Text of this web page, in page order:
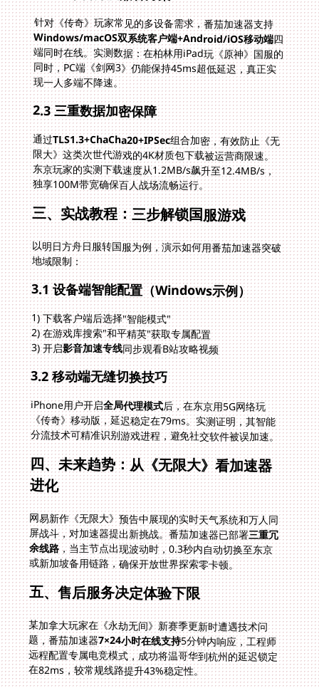
针对《传奇》玩家常见的多设备需求，番茄加速器支持
Windows/macOS双系统客户端+Android/iOS移动端四
端同时在线。实测数据：在柏林用iPad玩《原神》国服的
同时，PC端《剑网3》仍能保持45ms超低延迟，真正实
现一人多端不降速。
2.3 三重数据加密保障
通过TLS1.3+ChaCha20+IPSec组合加密，有效防止《无
限大》这类次世代游戏的4K材质包下载被运营商限速。
东京玩家的实测下载速度从1.2MB/s飙升至12.4MB/s，
独享100M带宽确保百人战场流畅运行。
三、实战教程：三步解锁国服游戏
以明日方舟日服转国服为例，演示如何用番茄加速器突破
地域限制：
3.1 设备端智能配置（Windows示例）
1) 下载客户端后选择"智能模式"
2) 在游戏库搜索"和平精英"获取专属配置
3) 开启影音加速专线同步观看B站攻略视频
3.2 移动端无缝切换技巧
iPhone用户开启全局代理模式后，在东京用5G网络玩
《传奇》移动版，延迟稳定在79ms。实测证明，其智能
分流技术可精准识别游戏进程，避免社交软件被误加速。
四、未来趋势：从《无限大》看加速器
进化
网易新作《无限大》预告中展现的实时天气系统和万人同
屏战斗，对加速器提出新挑战。番茄加速器已部署三重冗
余线路，当主节点出现波动时，0.3秒内自动切换至东京
或新加坡备用链路，确保开放世界探索零卡顿。
五、售后服务决定体验下限
某加拿大玩家在《永劫无间》新赛季更新时遭遇技术问
题，番茄加速器7×24小时在线支持5分钟内响应，工程师
远程配置专属电竞模式，成功将温哥华到杭州的延迟锁定
在82ms，较常规线路提升43%稳定性。